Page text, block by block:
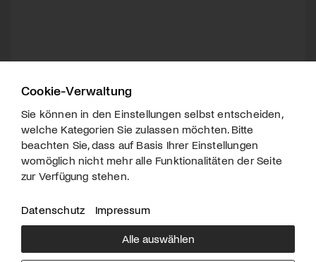
Cookie-Verwaltung
Sie können in den Einstellungen selbst entscheiden,
welche Kategorien Sie zulassen möchten. Bitte
beachten Sie, dass auf Basis Ihrer Einstellungen
womöglich nicht mehr alle Funktionalitäten der Seite
zur Verfügung stehen.
Datenschutz Impressum
Alle auswählen